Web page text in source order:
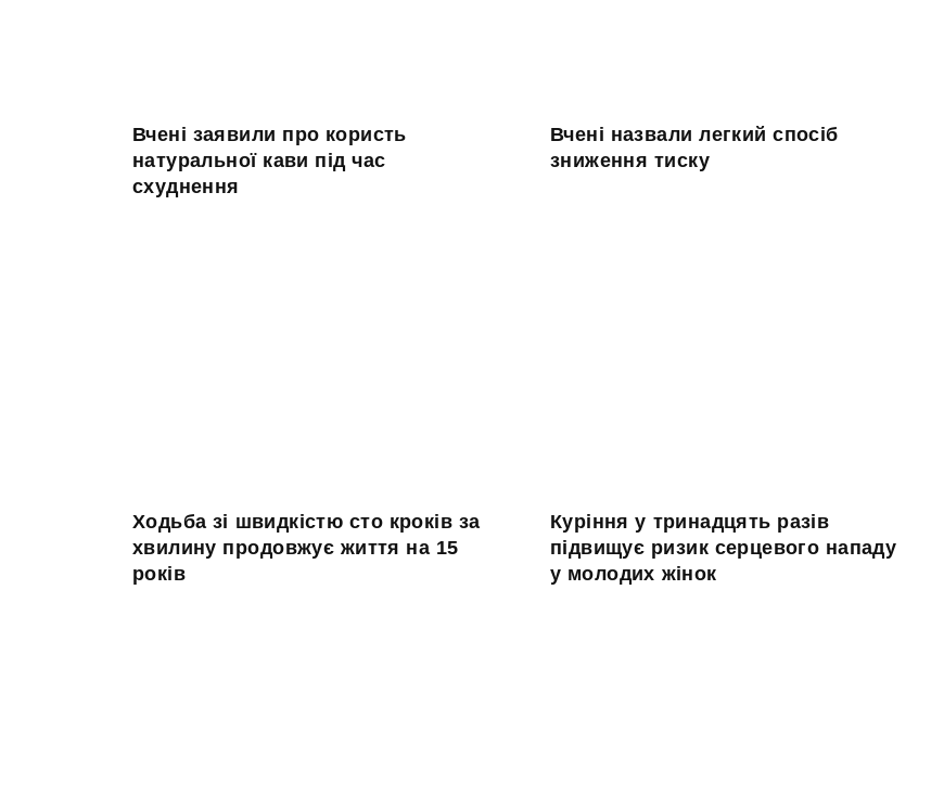
Вчені заявили про користь
натуральної кави під час
схуднення
Вчені назвали легкий спосіб
зниження тиску
Ходьба зі швидкістю сто кроків за
хвилину продовжує життя на 15
років
Куріння у тринадцять разів
підвищує ризик серцевого нападу
у молодих жінок